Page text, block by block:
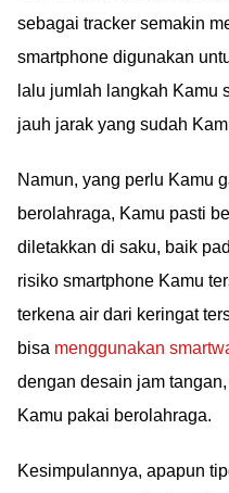
sebagai tracker semakin
smartphone digunakan
lalu jumlah langkah Kamu
jauh jarak yang sudah
Namun, yang perlu Kamu
berolahraga, Kamu pasti
diletakkan di saku, baik
risiko smartphone Kamu
terkena air dari keringat
bisa menggunakan
dengan desain jam
Kamu pakai berolahraga.
Kesimpulannya, apapun